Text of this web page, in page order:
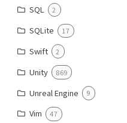
SQL 2
SQLite 17
Swift 2
Unity 869
Unreal Engine 9
Vim 47